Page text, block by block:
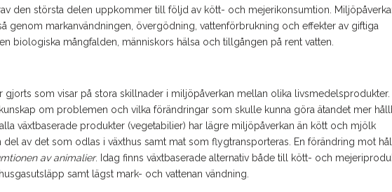
den största delen uppkommer till följd av kött- och mejerikonsumtion.
genom markanvändningen, övergödning, vattenförbrukning och effekter av giftiga
biologiska mångfalden, människors hälsa och tillgången på rent vatten.
gjorts som visar på stora skillnader i miljöpåverkan mellan olika livsmedelsprodukter.
kunskap om problemen och vilka förändringar som skulle kunna göra ätandet mer
alla växtbaserade produkter (vegetabilier) har lägre miljöpåverkan än kött och mjölk
del av det som odlas i växthus samt mat som flygtransporteras. En förändring mot
av animalier. Idag finns växtbaserade alternativ både till kött- och
samt lägst mark- och vattenan vändning.